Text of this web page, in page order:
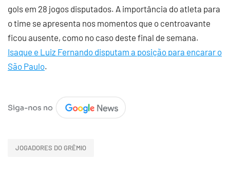
gols em 28 jogos disputados. A importância do atleta para
o time se apresenta nos momentos que o centroavante
ficou ausente, como no caso deste final de semana.
Isaque e Luiz Fernando disputam a posição para encarar o
São Paulo.
JOGADORES DO GRÊMIO